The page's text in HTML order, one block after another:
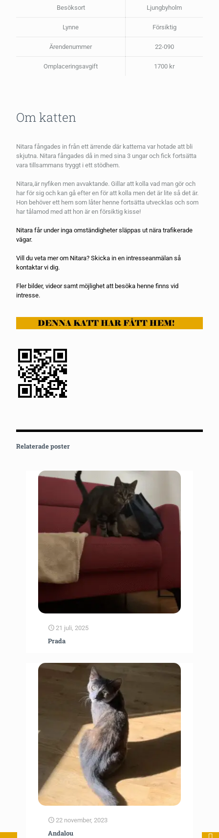
Besöksort Ljungbyholm
Lynne Försiktig
Ärendenummer 22-090
Omplaceringsavgift 1700 kr
Om katten
Nitara fångades in från ett ärrende där katterna var hotade att bli
skjutna. Nitara fångades då in med sina 3 ungar och fick fortsätta
vara tillsammans tryggt i ett stödhem.
Nitara,är nyfiken men avvaktande. Gillar att kolla vad man gör och
har för sig och kan gå efter en för att kolla men det är lite så det är.
Hon behöver ett hem som låter henne fortsätta utvecklas och som
har tålamod med att hon är en försiktig kisse!
Nitara får under inga omständigheter släppas ut nära trafikerade
vägar.
Vill du veta mer om Nitara? Skicka in en intresseanmälan så
kontaktar vi dig.
Fler bilder, videor samt möjlighet att besöka henne finns vid
intresse.
Relaterade poster
21 juli, 2025
Prada
22 november, 2023
Andalou